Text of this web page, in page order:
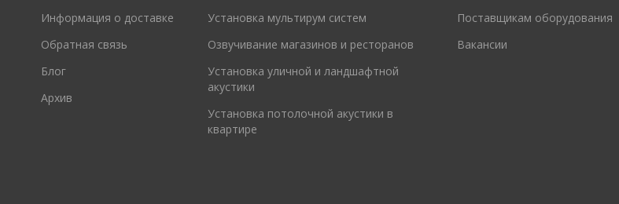
Информация о доставке
Обратная связь
Блог
Архив
Установка мультирум систем
Озвучивание магазинов и ресторанов
Установка уличной и ландшафтной
акустики
Установка потолочной акустики в
квартире
Поставщикам оборудования
Вакансии